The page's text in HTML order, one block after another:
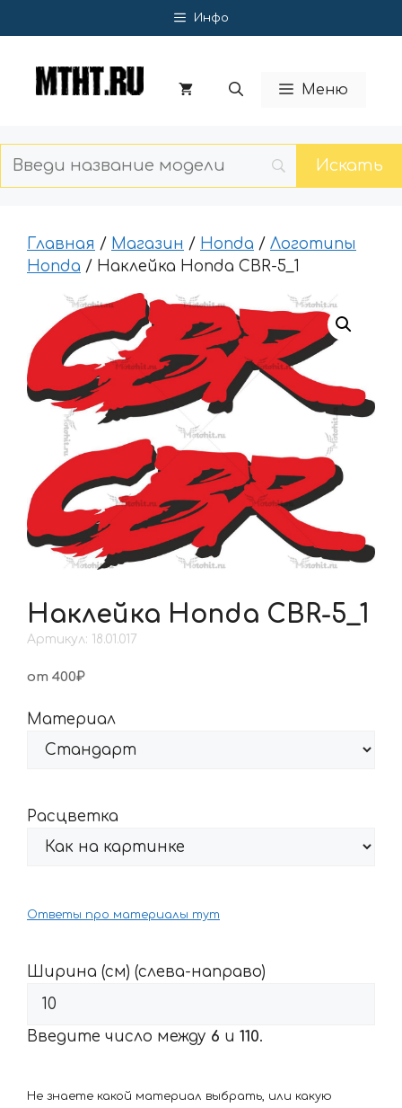
к
Инфо
Меню
Главная / Магазин / Honda / Логотипы
Honda / Наклейка Honda CBR-5_1
Наклейка Honda CBR-5_1
Артикул: 18.01.017
от 400₽
Материал
Расцветка
Ответы про материалы тут
Ширина (см) (слева-направо)
Введите число между 6 и 110.
Не знаете какой материал выбрать, или какую